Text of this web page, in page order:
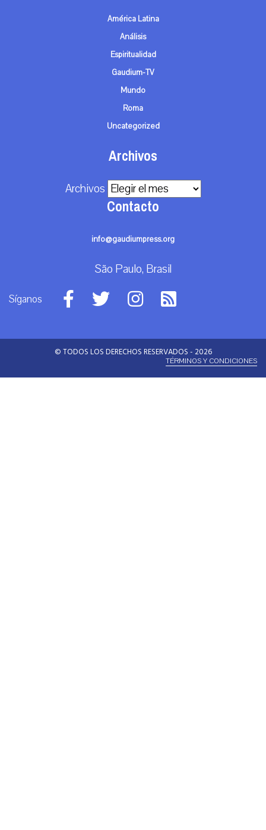
América Latina
Análisis
Espiritualidad
Gaudium-TV
Mundo
Roma
Uncategorized
Archivos
Archivos
Contacto
info@gaudiumpress.org
São Paulo, Brasil
Síganos
© TODOS LOS DERECHOS RESERVADOS - 2026
TÉRMINOS Y CONDICIONES